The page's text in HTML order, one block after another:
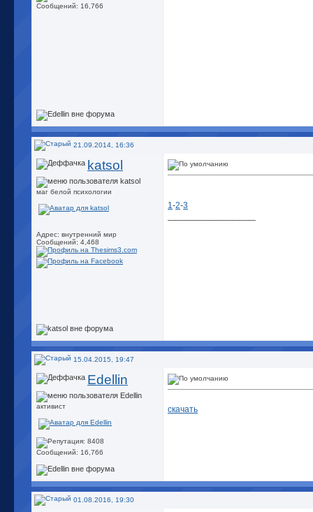
Сообщений: 16,766
21.09.2014, 16:36
katsol
маг белой психологии
Адрес: внутренний мир
Сообщений: 4,468
1-2-3
15.04.2015, 19:47
Edellin
активист
Сообщений: 16,766
скачать
01.08.2016, 19:30